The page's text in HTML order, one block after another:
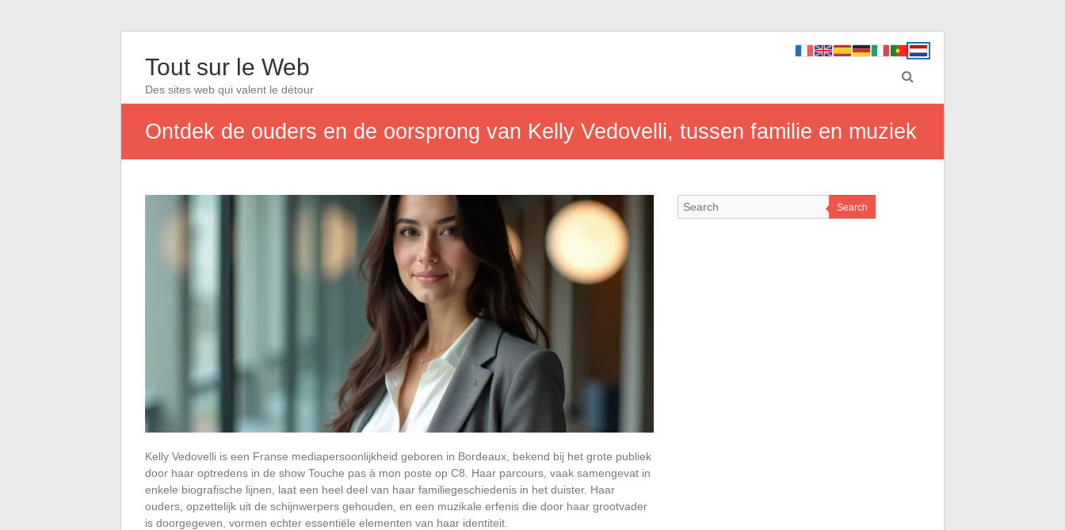
Tout sur le Web
Des sites web qui valent le détour
Ontdek de ouders en de oorsprong van Kelly Vedovelli, tussen familie en muziek
Kelly Vedovelli is een Franse mediapersoonlijkheid geboren in Bordeaux, bekend bij het grote publiek
door haar optredens in de show Touche pas à mon poste op C8. Haar parcours, vaak samengevat in
enkele biografische lijnen, laat een heel deel van haar familiegeschiedenis in het duister. Haar
ouders, opzettelijk uit de schijnwerpers gehouden, en een muzikale erfenis die door haar grootvader
is doorgegeven, vormen echter essentiële elementen van haar identiteit.
Search